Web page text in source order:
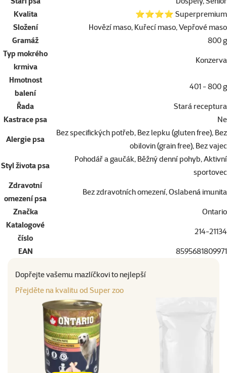
Kvalita
⭐⭐⭐⭐ Superpremium
Složení
Hovězí maso, Kuřecí maso, Vepřové maso
Gramáž
800 g
Typ mokrého
krmiva
Konzerva
Hmotnost
balení
401 - 800 g
Řada
Stará receptura
Kastrace psa
Ne
Alergie psa
Bez specifických potřeb, Bez lepku (gluten free), Bez
obilovin (grain free), Bez vajec
Styl života psa
Pohodář a gaučák, Běžný denní pohyb, Aktivní
sportovec
Zdravotní
omezení psa
Bez zdravotních omezení, Oslabená imunita
Značka
Ontario
Katalogové
číslo
214-21134
EAN 8595681809971
Dopřejte vašemu mazlíčkovi to nejlepší
Přejděte na kvalitu od Super zoo